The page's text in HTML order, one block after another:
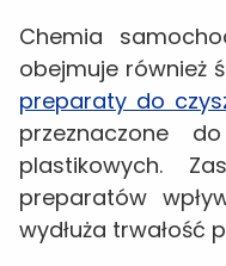
Chemia
obejmuje również
preparaty do
przeznaczone
plastikowych.
preparatów
wydłuża trwałość